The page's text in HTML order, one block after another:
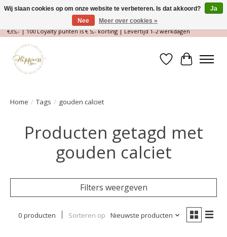
Magische Conceptstore, Edelstenen & Spirituele winkel | Gratis verzending >
€35,- | 100 Loyalty punten is € 5,- korting | Levertijd 1-2 werkdagen
Verlanglijst
Home / Tags / gouden calciet
Producten getagd met
gouden calciet
Filters weergeven
0 producten Sorteren op Nieuwste producten
Wij slaan cookies op om onze website te verbeteren. Is dat akkoord?
Ja
Nee
Meer over cookies »